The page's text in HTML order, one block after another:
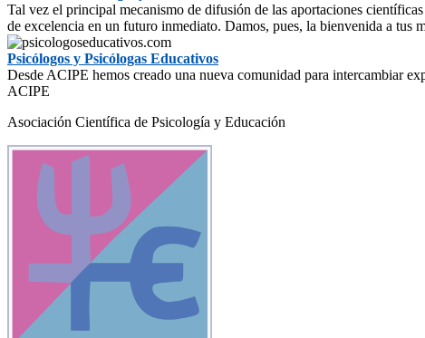
Tal vez el principal mecanismo de difusión de las aportaciones
de excelencia en un futuro inmediato. Damos, pues, la bienvenida a tus
Psicólogos y Psicólogas Educativos
Desde ACIPE hemos creado una nueva comunidad para intercambiar
ACIPE
Asociación Científica de Psicología y Educación